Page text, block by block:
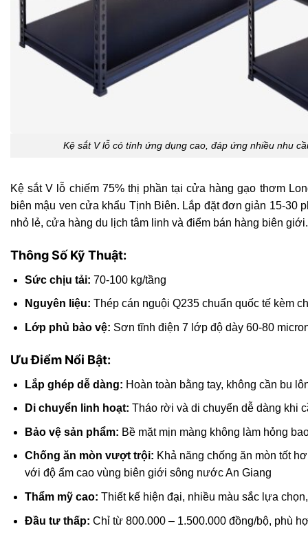
Kệ sắt V lỗ có tính ứng dụng cao, đáp ứng nhiều nhu
Kệ sắt V lỗ chiếm 75% thị phần tại cửa hàng gạo thơm
biên mậu ven cửa khẩu Tịnh Biên. Lắp đặt đơn giản 15-30
nhỏ lẻ, cửa hàng du lịch tâm linh và điểm bán hàng biên giới.
Thông Số Kỹ Thuật:
Sức chịu tải: 70-100 kg/tầng
Nguyên liệu: Thép cán nguội Q235 chuẩn quốc tế kèm
Lớp phủ bảo vệ: Sơn tĩnh điện 7 lớp độ dày 60-80
Ưu Điểm Nổi Bật:
Lắp ghép dễ dàng: Hoàn toàn bằng tay, không cần bu
Di chuyển linh hoạt: Tháo rời và di chuyển dễ dàng khi
Bảo vệ sản phẩm: Bề mặt mịn màng không làm hỏng
Chống ăn mòn vượt trội: Khả năng chống ăn mòn tốt
với độ ẩm cao vùng biên giới sông nước An Giang
Thẩm mỹ cao: Thiết kế hiện đại, nhiều màu sắc lựa
Đầu tư thấp: Chỉ từ 800.000 – 1.500.000 đồng/bộ, phù